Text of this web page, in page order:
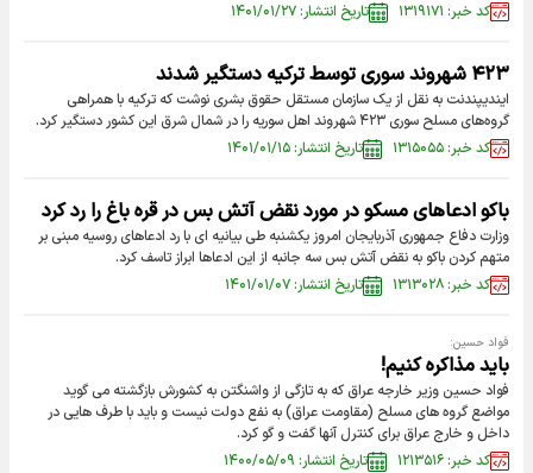
کد خبر: ۱۳۱۹۱۷۱
تاریخ انتشار: ۱۴۰۱/۰۱/۲۷
۴۲۳ شهروند سوری توسط ترکیه دستگیر شدند
ایندیپندنت به نقل از یک سازمان مستقل حقوق بشری نوشت که ترکیه با همراهی
گروه‌های مسلح سوری ۴۲۳ شهروند اهل سوریه را در شمال شرق این کشور دستگیر کرد.
کد خبر: ۱۳۱۵۰۵۵
تاریخ انتشار: ۱۴۰۱/۰۱/۱۵
باکو ادعاهای مسکو در مورد نقض آتش بس در قره باغ را رد کرد
وزارت دفاع جمهوری آذربایجان امروز یکشنبه طی بیانیه ای با رد ادعاهای روسیه مبنی بر
متهم کردن باکو به نقض آتش بس سه جانبه از این ادعاها ابراز تاسف کرد.
کد خبر: ۱۳۱۳۰۲۸
تاریخ انتشار: ۱۴۰۱/۰۱/۰۷
فواد حسین:
باید مذاکره کنیم!
فواد حسین وزیر خارجه عراق که به تازگی از واشنگتن به کشورش بازگشته می گوید
مواضع گروه های مسلح (مقاومت عراق) به نفع دولت نیست و باید با طرف هایی در
داخل و خارج عراق برای کنترل آنها گفت و گو کرد.
کد خبر: ۱۲۱۳۵۱۶
تاریخ انتشار: ۱۴۰۰/۰۵/۰۹